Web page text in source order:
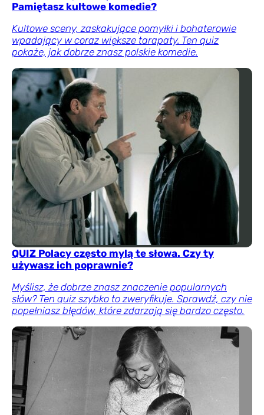
Pamiętasz kultowe komedie?
Kultowe sceny, zaskakujące pomyłki i bohaterowie
wpadający w coraz większe tarapaty. Ten quiz
pokaże, jak dobrze znasz polskie komedie.
QUIZ Polacy często mylą te słowa. Czy ty
używasz ich poprawnie?
Myślisz, że dobrze znasz znaczenie popularnych
słów? Ten quiz szybko to zweryfikuje. Sprawdź, czy nie
popełniasz błędów, które zdarzają się bardzo często.